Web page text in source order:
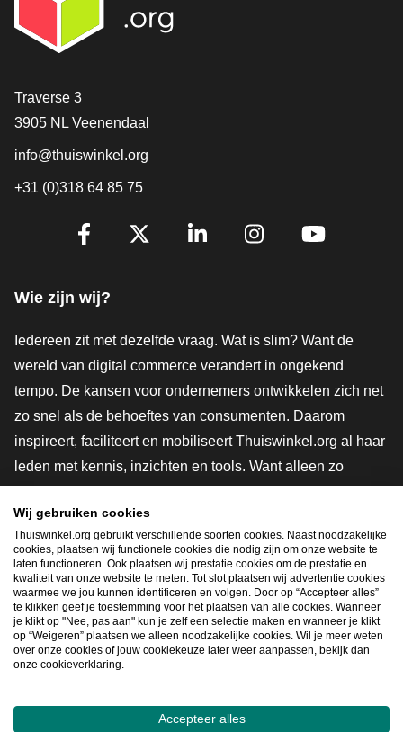
Contact
Traverse 3
3905 NL Veenendaal
info@thuiswinkel.org
+31 (0)318 64 85 75
Volg je ons al?
Wie zijn wij?
Iedereen zit met dezelfde vraag. Wat is slim? Want de
wereld van digital commerce verandert in ongekend
tempo. De kansen voor ondernemers ontwikkelen zich net
zo snel als de behoeftes van consumenten. Daarom
inspireert, faciliteert en mobiliseert Thuiswinkel.org al haar
leden met kennis, inzichten en tools. Want alleen zo
innovatievere toekomst. Dus groei ook mee en maak
shoppen slimmer.
Lid worden
Snel navigeren
Wij gebruiken cookies
Thuiswinkel.org gebruikt verschillende soorten cookies. Naast noodzakelijke
cookies, plaatsen wij functionele cookies die nodig zijn om onze website te
laten functioneren. Ook plaatsen wij prestatie cookies om de prestatie en
kwaliteit van onze website te meten. Tot slot plaatsen wij advertentie cookies
waarmee we jou kunnen identificeren en volgen. Door op “Accepteer alles”
te klikken geef je toestemming voor het plaatsen van alle cookies. Wanneer
je klikt op "Nee, pas aan" kun je zelf een selectie maken en wanneer je klikt
op “Weigeren” plaatsen we alleen noodzakelijke cookies. Wil je meer weten
over onze cookies of jouw cookiekeuze later weer aanpassen, bekijk dan
onze cookieverklaring.
Accepteer alles